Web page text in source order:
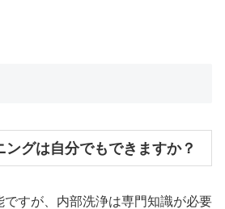
ングは自分でもできますか？
ですが、内部洗浄は専門知識が必要